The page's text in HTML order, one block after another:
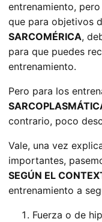
entrenamiento,
que para objetivos
SARCOMÉRICA,
para que puedes
entrenamiento.
Pero para los
contrario, poco
Vale, una vez
importantes,
SEGÚN EL
entrenamiento a
Fuerza o de